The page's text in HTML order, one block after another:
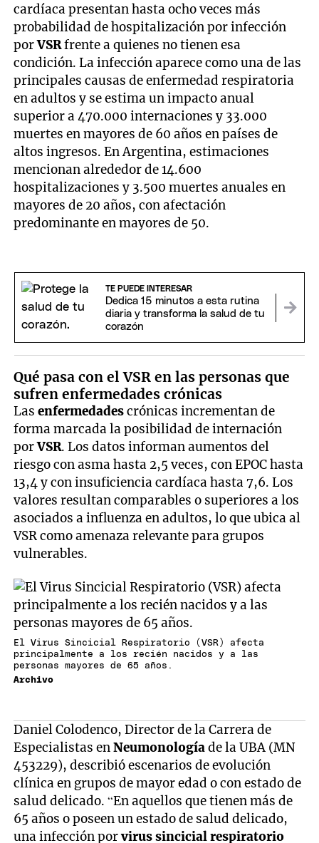
cardíaca presentan hasta ocho veces más
probabilidad de hospitalización por infección
porVSRfrente a quienes no tienen esa
condición. La infección aparece como una de las
principales causas de enfermedad respiratoria
en adultos y se estima un impacto anual
superior a 470.000 internaciones y 33.000
muertes en mayores de 60 años en países de
altos ingresos. En Argentina, estimaciones
mencionan alrededor de 14.600
hospitalizaciones y 3.500 muertes anuales en
mayores de 20 años, con afectación
predominante en mayores de 50.
TE PUEDE INTERESAR
Dedica 15 minutos a esta rutina
diaria y transforma la salud de tu
corazón
Qué pasa con el VSR en las personas que
sufren enfermedades crónicas
Lasenfermedadescrónicas incrementan de
forma marcada la posibilidad de internación
porVSR. Los datos informan aumentos del
riesgo con asma hasta 2,5 veces, con EPOC hasta
13,4 y con insuficiencia cardíaca hasta 7,6. Los
valores resultan comparables o superiores a los
asociados a influenza en adultos, lo que ubica al
VSR como amenaza relevante para grupos
vulnerables.
El Virus Sincicial Respiratorio (VSR) afecta
principalmente a los recién nacidos y a las
personas mayores de 65 años.
Archivo
Daniel Colodenco, Director de la Carrera de
Especialistas enNeumonologíade la UBA (MN
453229), describió escenarios de evolución
clínica en grupos de mayor edad o con estado de
salud delicado. “En aquellos que tienen más de
65 años o poseen un estado de salud delicado,
una infección porvirus sincicial respiratorio